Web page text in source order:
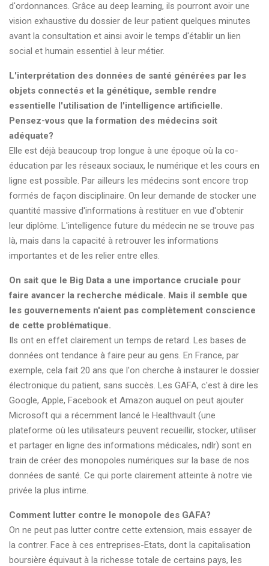
d'ordonnances. Grâce au deep learning, ils pourront avoir une
vision exhaustive du dossier de leur patient quelques minutes
avant la consultation et ainsi avoir le temps d'établir un lien
social et humain essentiel à leur métier.
L'interprétation des données de santé générées par les
objets connectés et la génétique, semble rendre
essentielle l'utilisation de l'intelligence artificielle.
Pensez-vous que la formation des médecins soit
adéquate?
Elle est déjà beaucoup trop longue à une époque où la co-
éducation par les réseaux sociaux, le numérique et les cours en
ligne est possible. Par ailleurs les médecins sont encore trop
formés de façon disciplinaire. On leur demande de stocker une
quantité massive d'informations à restituer en vue d'obtenir
leur diplôme. L'intelligence future du médecin ne se trouve pas
là, mais dans la capacité à retrouver les informations
importantes et de les relier entre elles.
On sait que le Big Data a une importance cruciale pour
faire avancer la recherche médicale. Mais il semble que
les gouvernements n'aient pas complètement conscience
de cette problématique.
Ils ont en effet clairement un temps de retard. Les bases de
données ont tendance à faire peur au gens. En France, par
exemple, cela fait 20 ans que l'on cherche à instaurer le dossier
électronique du patient, sans succès. Les GAFA, c'est à dire les
Google, Apple, Facebook et Amazon auquel on peut ajouter
Microsoft qui a récemment lancé le Healthvault (une
plateforme où les utilisateurs peuvent recueillir, stocker, utiliser
et partager en ligne des informations médicales, ndlr) sont en
train de créer des monopoles numériques sur la base de nos
données de santé. Ce qui porte clairement atteinte à notre vie
privée la plus intime.
Comment lutter contre le monopole des GAFA?
On ne peut pas lutter contre cette extension, mais essayer de
la contrer. Face à ces entreprises-Etats, dont la capitalisation
boursière équivaut à la richesse totale de certains pays, les